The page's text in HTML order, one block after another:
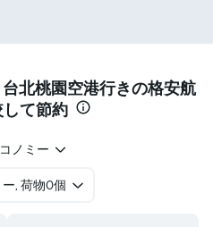
北桃園空港行きの格安航
て節約
ノミー
, 荷物0個